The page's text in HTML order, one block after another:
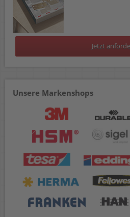
Jetzt
Unsere Markenshops